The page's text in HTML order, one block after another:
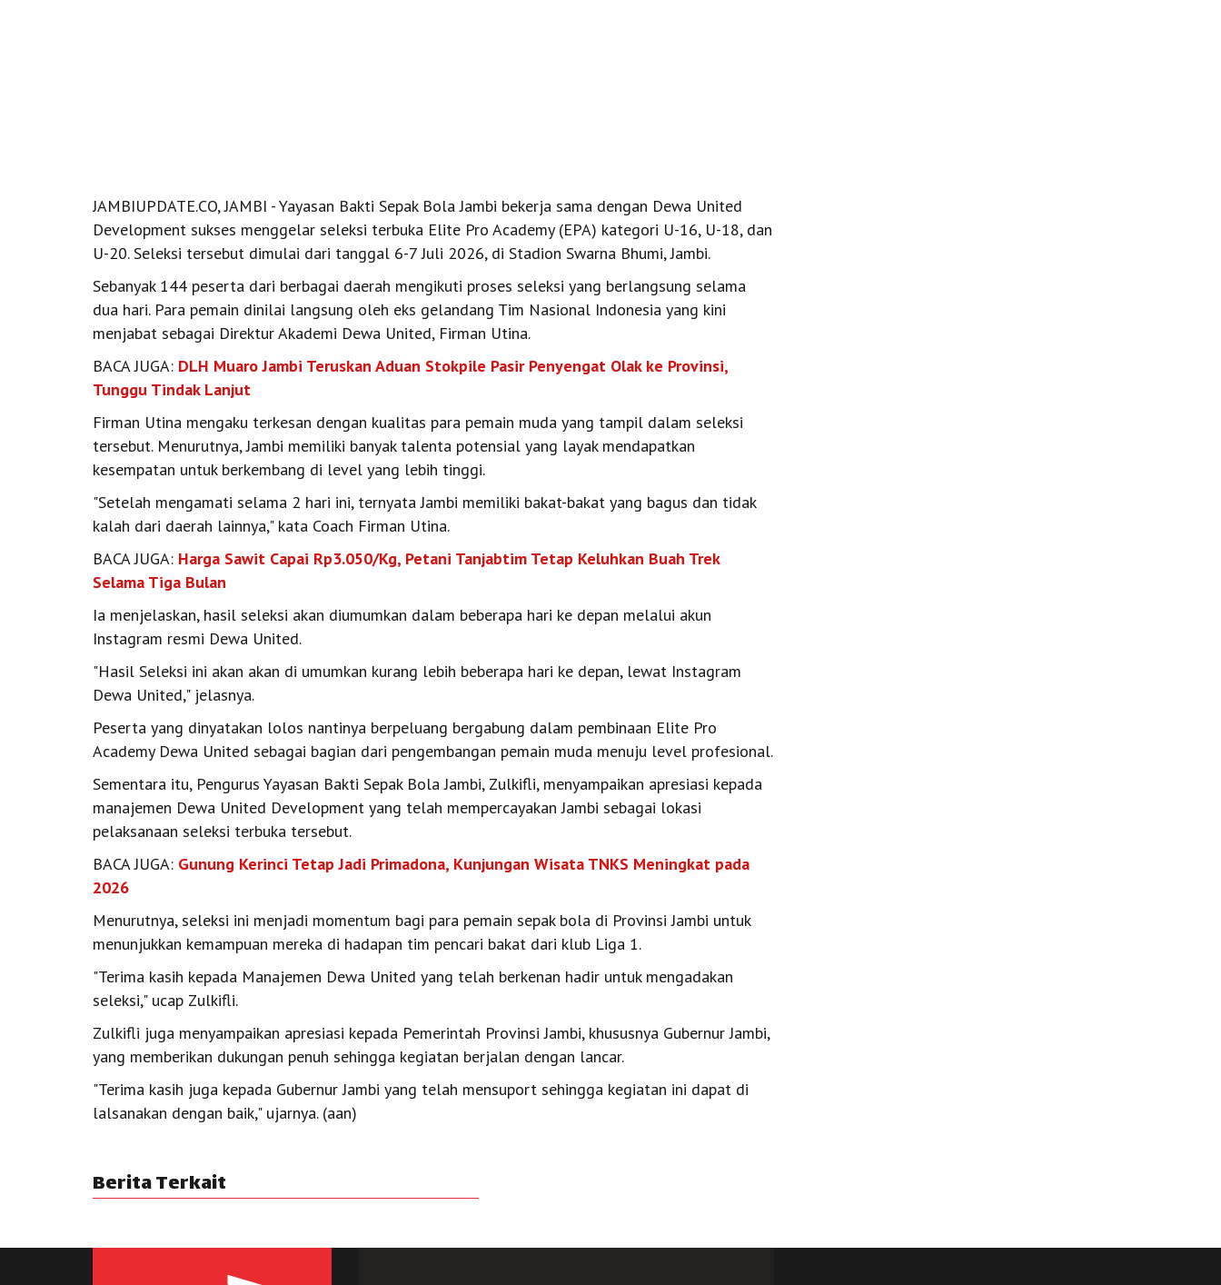
JAMBIUPDATE.CO, JAMBI - Yayasan Bakti Sepak Bola Jambi bekerja sama dengan Dewa United
Development sukses menggelar seleksi terbuka Elite Pro Academy (EPA) kategori U-16, U-18, dan
U-20. Seleksi tersebut dimulai dari tanggal 6-7 Juli 2026, di Stadion Swarna Bhumi, Jambi.
Sebanyak 144 peserta dari berbagai daerah mengikuti proses seleksi yang berlangsung selama
dua hari. Para pemain dinilai langsung oleh eks gelandang Tim Nasional Indonesia yang kini
menjabat sebagai Direktur Akademi Dewa United, Firman Utina.
BACA JUGA: DLH Muaro Jambi Teruskan Aduan Stokpile Pasir Penyengat Olak ke Provinsi,
Tunggu Tindak Lanjut
Firman Utina mengaku terkesan dengan kualitas para pemain muda yang tampil dalam seleksi
tersebut. Menurutnya, Jambi memiliki banyak talenta potensial yang layak mendapatkan
kesempatan untuk berkembang di level yang lebih tinggi.
"Setelah mengamati selama 2 hari ini, ternyata Jambi memiliki bakat-bakat yang bagus dan tidak
kalah dari daerah lainnya," kata Coach Firman Utina.
BACA JUGA: Harga Sawit Capai Rp3.050/Kg, Petani Tanjabtim Tetap Keluhkan Buah Trek
Selama Tiga Bulan
Ia menjelaskan, hasil seleksi akan diumumkan dalam beberapa hari ke depan melalui akun
Instagram resmi Dewa United.
"Hasil Seleksi ini akan akan di umumkan kurang lebih beberapa hari ke depan, lewat Instagram
Dewa United," jelasnya.
Peserta yang dinyatakan lolos nantinya berpeluang bergabung dalam pembinaan Elite Pro
Academy Dewa United sebagai bagian dari pengembangan pemain muda menuju level profesional.
Sementara itu, Pengurus Yayasan Bakti Sepak Bola Jambi, Zulkifli, menyampaikan apresiasi kepada
manajemen Dewa United Development yang telah mempercayakan Jambi sebagai lokasi
pelaksanaan seleksi terbuka tersebut.
BACA JUGA: Gunung Kerinci Tetap Jadi Primadona, Kunjungan Wisata TNKS Meningkat pada
2026
Menurutnya, seleksi ini menjadi momentum bagi para pemain sepak bola di Provinsi Jambi untuk
menunjukkan kemampuan mereka di hadapan tim pencari bakat dari klub Liga 1.
"Terima kasih kepada Manajemen Dewa United yang telah berkenan hadir untuk mengadakan
seleksi," ucap Zulkifli.
Zulkifli juga menyampaikan apresiasi kepada Pemerintah Provinsi Jambi, khususnya Gubernur Jambi,
yang memberikan dukungan penuh sehingga kegiatan berjalan dengan lancar.
"Terima kasih juga kepada Gubernur Jambi yang telah mensuport sehingga kegiatan ini dapat di
lalsanakan dengan baik," ujarnya. (aan)
Berita Terkait